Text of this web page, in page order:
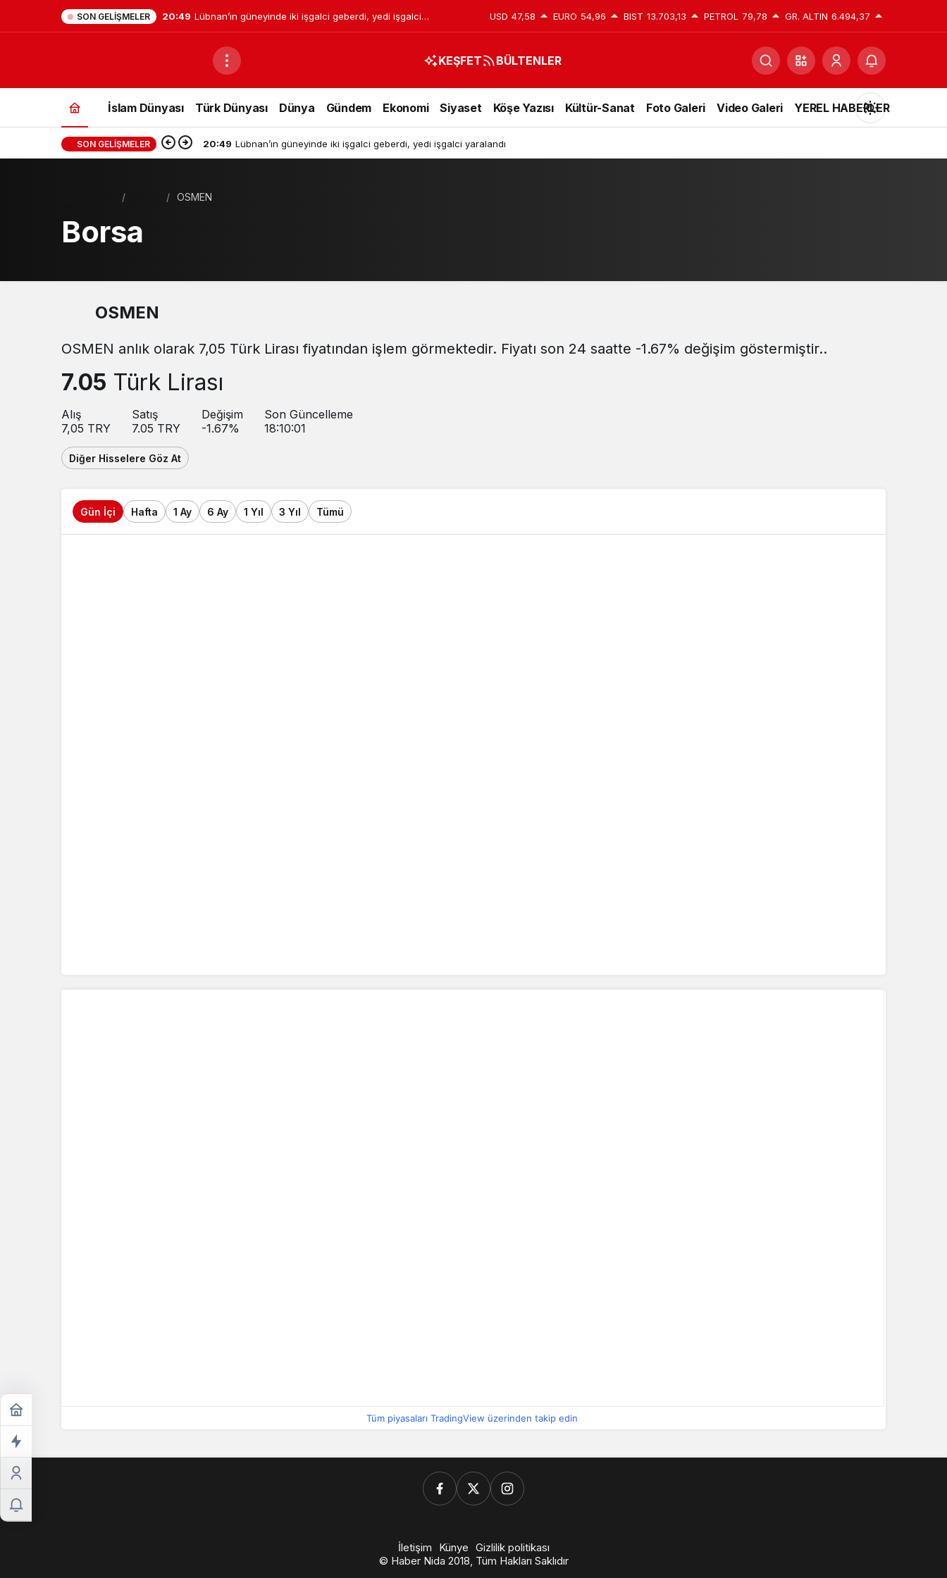
SON GELIŞMELER 20:49 Lübnan’ın güneyinde iki işgalci geberdi, yedi işgalci
yaralandı
USD 47,58 EURO 54,96 BIST 13.703,13 PETROL 79,78 GR. ALTIN 6.494,37
KEŞFET BÜLTENLER
İslam Dünyası Türk Dünyası Dünya Gündem Ekonomi Siyaset Köşe Yazısı Kültür-Sanat Foto Galeri Video Galeri YEREL HABERLER
Mod
değiştir
Sistem modunu seçin.
SON GELIŞMELER 20:49 Lübnan’ın güneyinde iki işgalci geberdi, yedi işgalci yaralandı
OSMEN
Borsa
OSMEN
OSMEN anlık olarak 7,05 Türk Lirası fiyatından işlem görmektedir. Fiyatı son 24 saatte -1.67% değişim göstermiştir..
7.05 Türk Lirası
Alış
7,05 TRY
Satış
7.05 TRY
Değişim
-1.67%
Son Güncelleme
18:10:01
Diğer Hisselere Göz At
Gün İçi Hafta 1 Ay 6 Ay 1 Yıl 3 Yıl Tümü
Tüm piyasaları TradingView üzerinden takip edin
İletişim Künye Gizlilik politikası
© Haber Nida 2018, Tüm Hakları Saklıdır